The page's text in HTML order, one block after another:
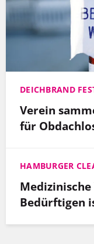
DEICHBRAND
Verein
für
HAMBURGER
Bedürftigen